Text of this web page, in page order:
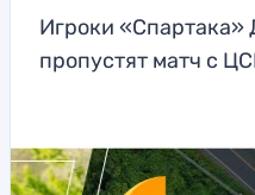
Игроки
пропустят матч с